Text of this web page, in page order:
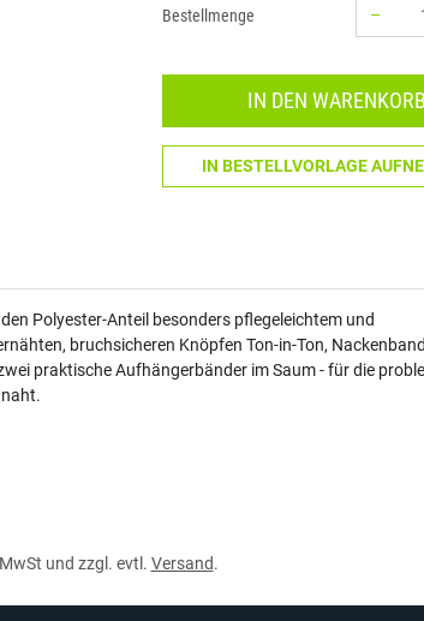
Bestellmenge –
IN DEN WARENKORB
IN BESTELLVORLAGE
Polyester-Anteil besonders pflegeleichtem und
bruchsicheren Knöpfen Ton-in-Ton,
praktische Aufhängerbänder im Saum - für die
und zzgl. evtl. Versand.